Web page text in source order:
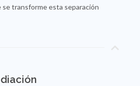
se transforme esta separación